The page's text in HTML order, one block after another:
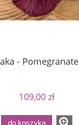
do koszyka
- Pomegranate
109,00 zł
do koszyka